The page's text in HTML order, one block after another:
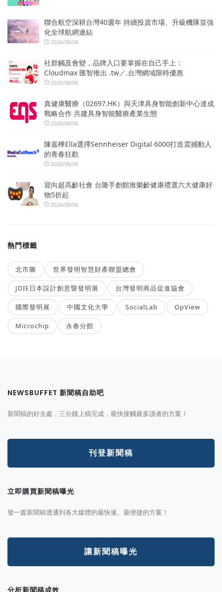
聯合航空深耕台灣40週年 持續投資市場、升級機隊並強
化全球航網連結
2026/08/06
社群觸及會變，品牌入口要掌握在自己手上：
Cloudmax 匯智推出 .tw／.台灣網域限時優惠
2026/08/06
真健康醫療（02697.HK）與天津具身智能創新中心達成
戰略合作 共建具身智能醫療產業生態
2026/08/06
陳嘉樺Ella選擇Sennheiser Digital 6000打造震撼動人
的青春狂歡
2026/08/06
迎向超高齡社會 台隆手創館推樂齡健康禮選六大健康好
物5折起
2026/08/06
熱門標籤
北市圖 世界發明智慧財產聯盟總會
JDIE日本設計創意暨發明展 台灣發明商品促進協會
國際發明展 中國文化大學 SocialLab OpView
Microchip 永春分館
NEWSBUFFET 新聞稿自助吧
新聞稿的好去處，三分鐘上稿完成，最快接觸最多讀者的方案！
刊登新聞稿
立即購買新聞稿曝光
發一篇新聞稿透通到各大媒體的最快速、最便捷的方案！
讓新聞稿曝光
分析新聞稿成效